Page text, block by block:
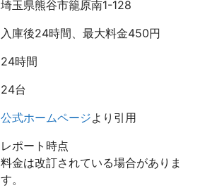
埼玉県熊谷市籠原南1-128
入庫後24時間、最大料金450円
24時間
24台
公式ホームページより引用
レポート時点
料金は改訂されている場合がありま
す。